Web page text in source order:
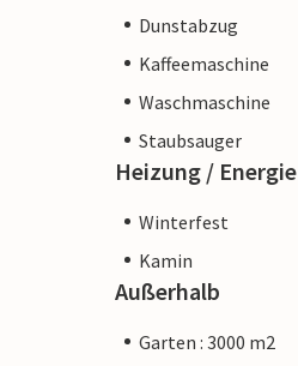
Dunstabzug
Kaffeemaschine
Waschmaschine
Staubsauger
Heizung / Energie
Winterfest
Kamin
Außerhalb
Garten : 3000 m2